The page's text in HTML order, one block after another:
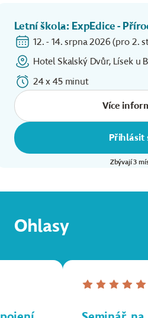
Letní škola: ExpEdice -
12. - 14. srpna 2026 (pro 2.
Hotel Skalský Dvůr, Lísek u
24 x 45 minut
Více
Přihlásit
Zbývají 3
Ohlasy